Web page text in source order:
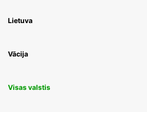
Lietuva
Vācija
Visas valstis